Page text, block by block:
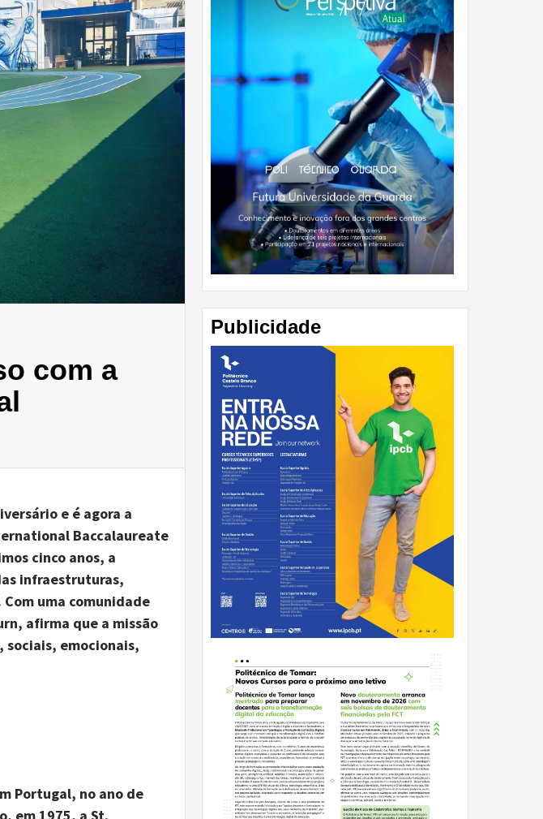
com a
e é agora a
Baccalaureate
cinco anos, a
as infraestruturas,
Com uma comunidade
afirma que a missão
emocionais,
Portugal, no ano de
em 1975, a St.
Publicidade